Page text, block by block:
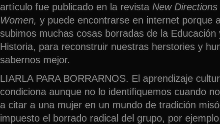
artículo fue publicado en la revista New
Women, y puede encontrarse en internet porque
subimos muchas cosas borradas de la Educación
Historia, para reconstruir nuestras herstories y
sabernos mejor.
LIARLA PARA BORRARNOS. El aprendizaje
condiciona aunque no lo identifiquemos cuando
a citar a una mujer en un mundo de tradición
impuesto el borrado radical del grupo, por